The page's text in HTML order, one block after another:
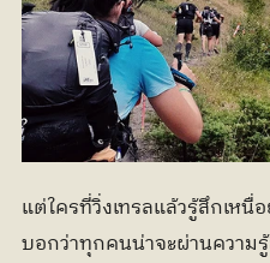
แต่ใครที่วิ่งเทรลแล้วรู้สึกเหนื่
บอกว่าทุกคนน่าจะผ่านความ